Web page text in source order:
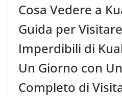
Cosa Vedere a
Guida per
Imperdibili di
Un Giorno con
Completo di